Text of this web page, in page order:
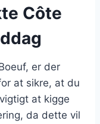
Côte
er der
at sikre, at du
at kigge
da dette vil